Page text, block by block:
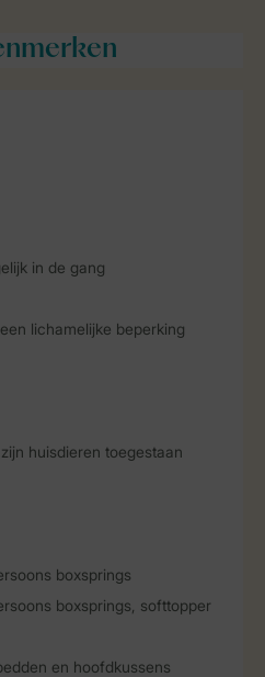
in de gang
lichamelijke beperking
huisdieren toegestaan
boxsprings
boxsprings, softtopper
en hoofdkussens